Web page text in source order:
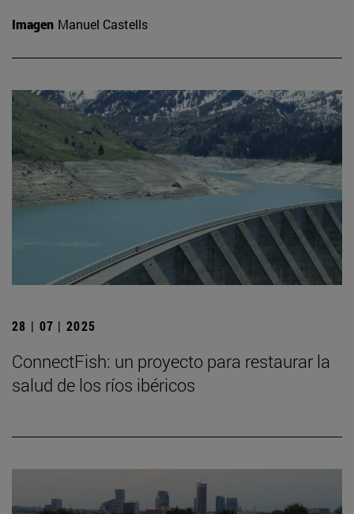
Imagen Manuel Castells
28 | 07 | 2025
ConnectFish: un proyecto para restaurar la
salud de los ríos ibéricos